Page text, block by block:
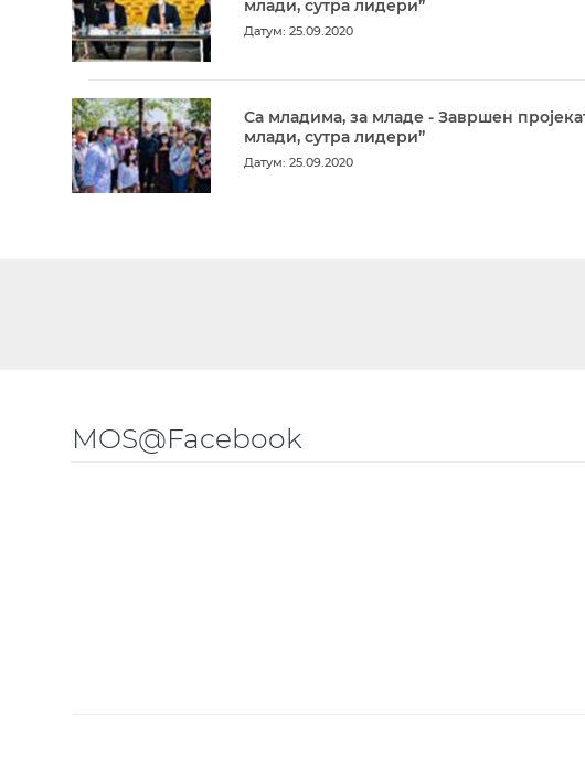
млади, сутра лидери”
Датум: 25.09.2020
Са младима, за младе - Завршен
млади, сутра лидери”
Датум: 25.09.2020
MOS@Facebook